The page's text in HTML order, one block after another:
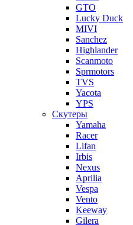
GTO
Lucky Duck
MIVI
Sanchez
Highlander
Scanmoto
Sprmotors
TVS
Yacota
YPS
Скутеры
Yamaha
Racer
Lifan
Irbis
Nexus
Aprilia
Vespa
Vento
Keeway
Gilera